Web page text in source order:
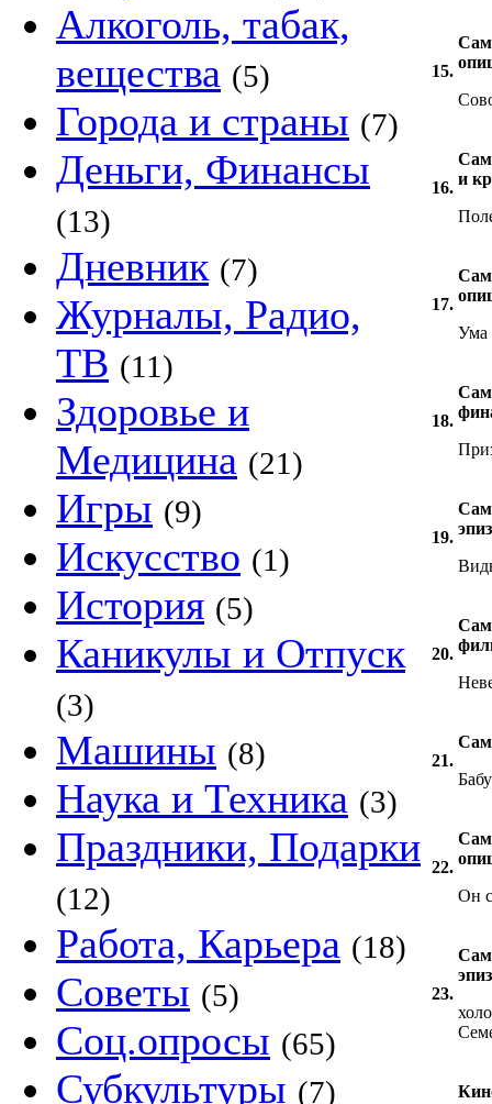
Алкоголь, табак,
вещества (5)
Города и страны (7)
Деньги, Финансы
(13)
Дневник (7)
Журналы, Радио,
ТВ (11)
Здоровье и
Медицина (21)
Игры (9)
Искусство (1)
История (5)
Каникулы и Отпуск
(3)
Машины (8)
Наука и Техника (3)
Праздники, Подарки
(12)
Работа, Карьера (18)
Советы (5)
Соц.опросы (65)
Субкультуры (7)
15.
16. и
17.
Ума
18.
19.
20.
21.
22.
Он
23.